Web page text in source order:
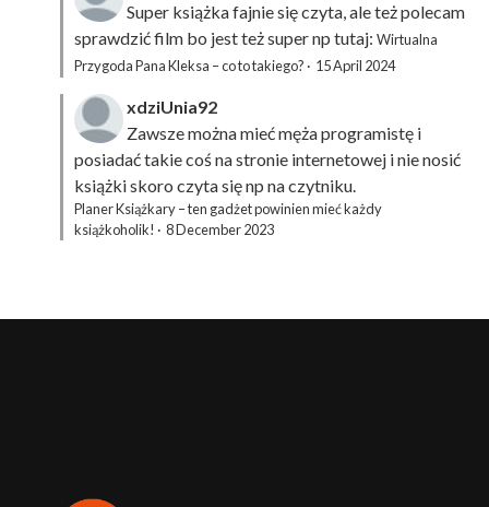
Super książka fajnie się czyta, ale też polecam
sprawdzić film bo jest też super np tutaj: Wirtualna
Przygoda Pana Kleksa – co to takiego? · 15 April 2024
xdziUnia92
Zawsze można mieć męża programistę i
posiadać takie coś na stronie internetowej i nie nosić
książki skoro czyta się np na czytniku.
Planer Książkary – ten gadżet powinien mieć każdy
książkoholik! · 8 December 2023